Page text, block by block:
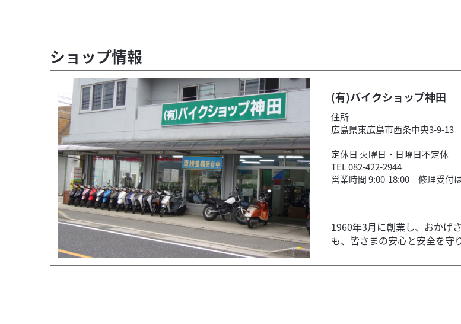
ショップ情報
(有)バイクショップ神田
住所
広島県東広島市西条中央3-9-13
定休日 火曜日・日曜日不定休
TEL 082-422-2944
営業時間 9:00-18:00 修理受付
1960年3月に創業し、おかげ
も、皆さまの安心と安全を守